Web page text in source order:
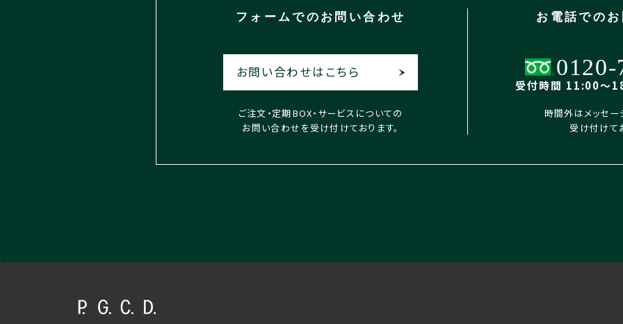
フォームでの お問い合わせ
お問い合わせはこちら
ご注文・定期BOX・サービスについての
お問い合わせを受け付けております。
お電話での
0120-
受付時間 11:00〜
時間外はメッセー
受け付けて